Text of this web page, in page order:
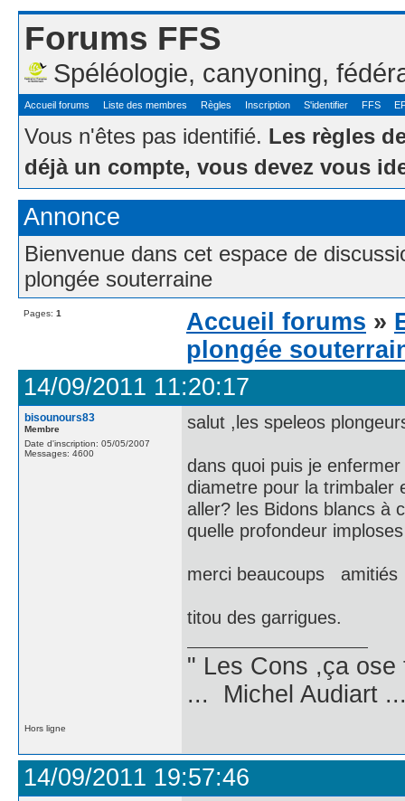
Forums FFS
Spéléologie, canyoning,
Accueil forums Liste des membres Règles Inscription S'identifier FFS
Vous n'êtes pas identifié. Les règles
déjà un compte, vous devez vous
Annonce
Bienvenue dans cet espace de
plongée souterraine
Pages: 1 Accueil forums »
plongée
14/09/2011 11:20:17
bisounours83
Membre
Date d'inscription: 05/05/2007
Messages: 4600
salut ,les speleos
dans quoi puis je
diametre pour la trimbaler
aller? les Bidons blancs à
quelle profondeur
merci beaucoups
titou des garrigues.
" Les Cons ,ça
... Michel Audiart
Hors ligne
14/09/2011 19:57:46